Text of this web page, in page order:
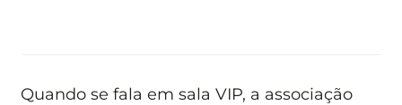
Quando se fala em sala VIP, a associação